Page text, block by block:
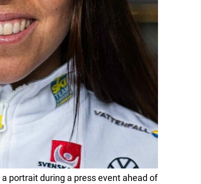
portrait during a press event ahead of